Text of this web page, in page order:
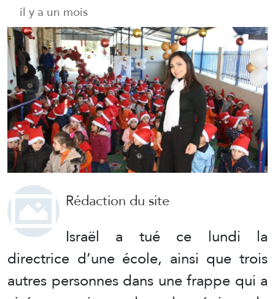
il y a un mois
Rédaction du site
Israël a tué ce lundi la
directrice d’une école, ainsi que trois
autres personnes dans une frappe qui a